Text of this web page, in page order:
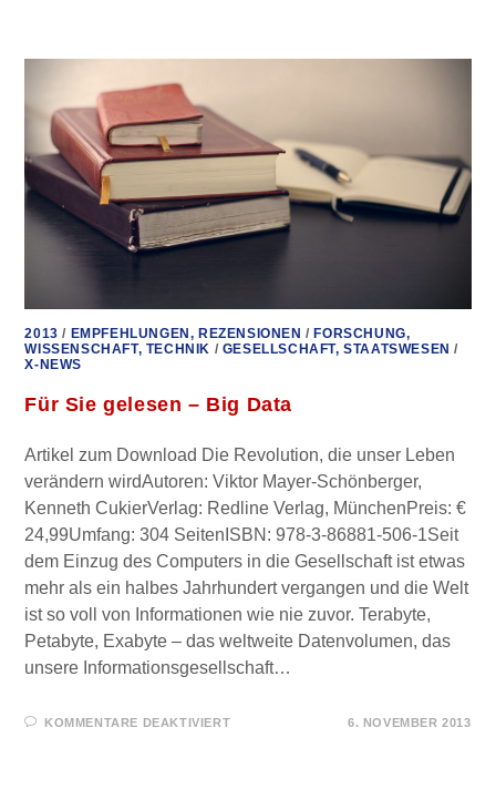
2013 / EMPFEHLUNGEN, REZENSIONEN / FORSCHUNG,
WISSENSCHAFT, TECHNIK / GESELLSCHAFT, STAATSWESEN /
X-NEWS
Für Sie gelesen – Big Data
Artikel zum Download Die Revolution, die unser Leben
verändern wirdAutoren: Viktor Mayer-Schönberger,
Kenneth CukierVerlag: Redline Verlag, MünchenPreis: €
24,99Umfang: 304 SeitenISBN: 978-3-86881-506-1Seit
dem Einzug des Computers in die Gesellschaft ist etwas
mehr als ein halbes Jahrhundert vergangen und die Welt
ist so voll von Informationen wie nie zuvor. Terabyte,
Petabyte, Exabyte – das weltweite Datenvolumen, das
unsere Informationsgesellschaft…
KOMMENTARE DEAKTIVIERTFÜR
6. NOVEMBER 2013